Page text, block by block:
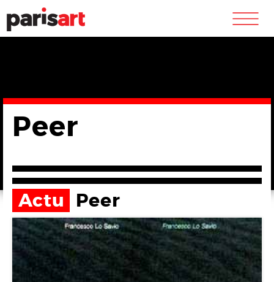
m
Peer
Actu Peer